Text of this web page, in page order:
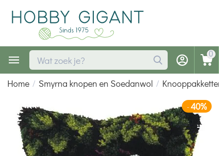
0
Home / Smyrna knopen en Soedanwol /
-40%